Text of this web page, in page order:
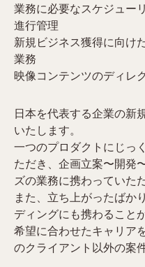
業務に必要なスケジュー
進行管理
新規ビジネス獲得に向け
業務
映像コンテンツのディレ
日本を代表する企業の新
いたします。
一つのプロダクトにじっ
ただき、企画立案〜開発
ズの業務に携わっていた
また、立ち上がったばか
ディングにも携わること
希望に合わせたキャリア
のクライアント以外の案